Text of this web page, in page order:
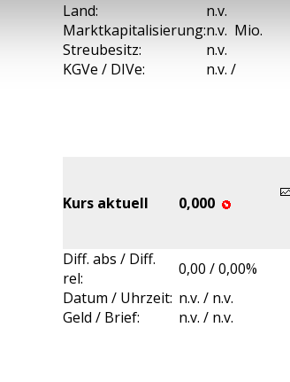
Land:
n.v.
Marktkapitalisierung:n.v. Mio.
Streubesitz:
n.v.
KGVe / DIVe:
n.v. /
Kurs aktuell 0,000
Diff. abs / Diff.
rel:
0,00 / 0,00%
Datum / Uhrzeit: n.v. / n.v.
Geld / Brief:
n.v. / n.v.